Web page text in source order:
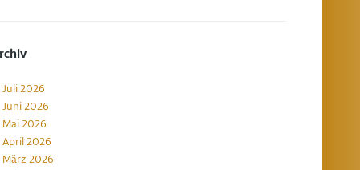
Juli 2026
Juni 2026
Mai 2026
April 2026
März 2026